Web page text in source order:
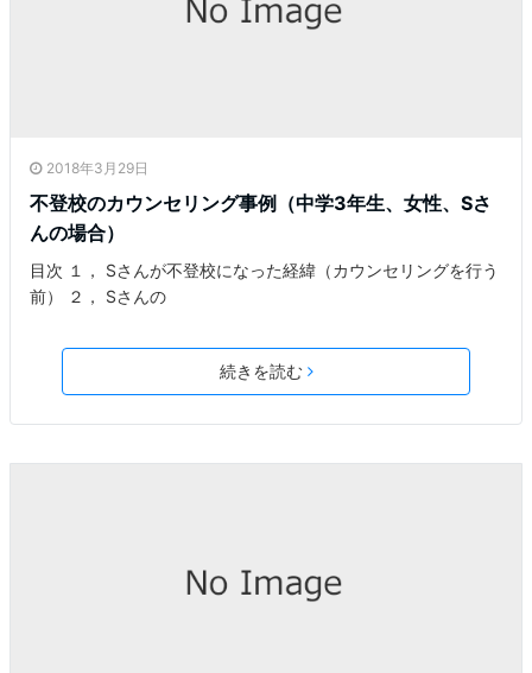
2018年3月29日
不登校のカウンセリング事例（中学3年生、女性、Sさ
んの場合）
目次 １， Sさんが不登校になった経緯（カウンセリングを行う
前） ２， Sさんの
続きを読む